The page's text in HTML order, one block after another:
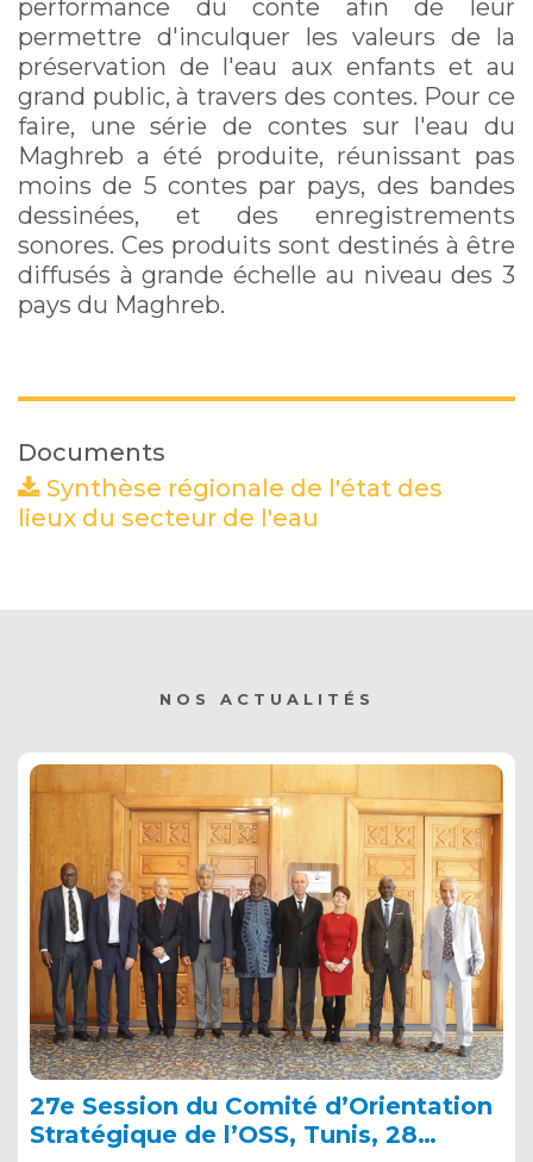
performance du conte afin de leur
permettre d'inculquer les valeurs de la
préservation de l'eau aux enfants et au
grand public, à travers des contes. Pour ce
faire, une série de contes sur l'eau du
Maghreb a été produite, réunissant pas
moins de 5 contes par pays, des bandes
dessinées, et des enregistrements
sonores. Ces produits sont destinés à être
diffusés à grande échelle au niveau des 3
pays du Maghreb.
Documents
Synthèse régionale de l'état des
lieux du secteur de l'eau
NOS ACTUALITÉS
27e Session du Comité d’Orientation
Stratégique de l’OSS, Tunis, 28